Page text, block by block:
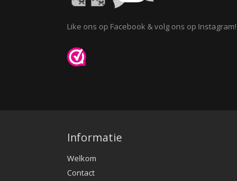
Like ons op Facebook & volg ons op Instagram!
Informatie
Welkom
Contact